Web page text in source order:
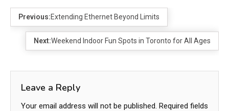
Previous:Extending Ethernet Beyond Limits
Next:Weekend Indoor Fun Spots in Toronto for All Ages
Leave a Reply
Your email address will not be published. Required fields